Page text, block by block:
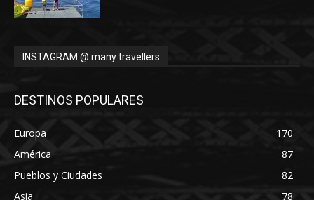
INSTAGRAM @ many travellers
DESTINOS POPULARES
Europa
170
América
87
Pueblos y Ciudades
82
Asia
78